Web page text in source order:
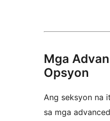
Mga
Opsyon
Ang seksyon na
sa mga